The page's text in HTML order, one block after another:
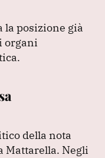
la posizione già
organi
della nota
Mattarella. Negli